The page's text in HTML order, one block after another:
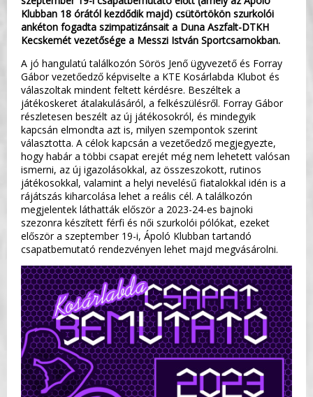
Klubban 18 órától kezdődik majd) csütörtökön szurkolói
ankéton fogadta szimpatizánsait a Duna Aszfalt-DTKH
Kecskemét vezetősége a Messzi István Sportcsarnokban.
A jó hangulatú találkozón Sörös Jenő ügyvezető és Forray
Gábor vezetőedző képviselte a KTE Kosárlabda Klubot és
válaszoltak mindent feltett kérdésre. Beszéltek a
játékoskeret átalakulásáról, a felkészülésről. Forray Gábor
részletesen beszélt az új játékosokról, és mindegyik
kapcsán elmondta azt is, milyen szempontok szerint
választotta. A célok kapcsán a vezetőedző megjegyezte,
hogy habár a többi csapat erejét még nem lehetett valósan
ismerni, az új igazolásokkal, az összeszokott, rutinos
játékosokkal, valamint a helyi nevelésű fiatalokkal idén is a
rájátszás kiharcolása lehet a reális cél. A találkozón
megjelentek láthatták először a 2023-24-es bajnoki
szezonra készített férfi és női szurkolói pólókat, ezeket
először a szeptember 19-i, Ápoló Klubban tartandó
csapatbemutató rendezvényen lehet majd megvásárolni.